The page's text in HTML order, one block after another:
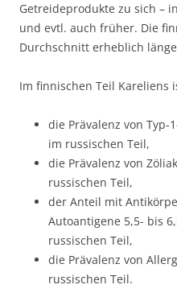
Getreideprodukte zu sich –
und evtl. auch früher. Die
Durchschnitt erheblich
Im finnischen Teil Kareliens
die Prävalenz von Typ-
im russischen Teil,
die Prävalenz von
russischen Teil,
der Anteil mit
Autoantigene 5,5- bis
russischen Teil,
die Prävalenz von
russischen Teil.